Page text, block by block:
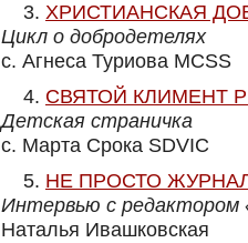
3. ХРИСТИАНСКАЯ
Цикл о добродетелях
с. Агнеса Туриова MCSS
4. СВЯТОЙ КЛИМЕНТ
Детская страничка
с. Марта Срока SDVIC
5. НЕ ПРОСТО
Интервью с редактором
Наталья Ивашковская